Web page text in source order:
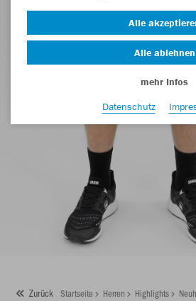
Zurück Startseite Herren Highlights
Alle
Alle ablehnen
mehr Infos
Datenschutz